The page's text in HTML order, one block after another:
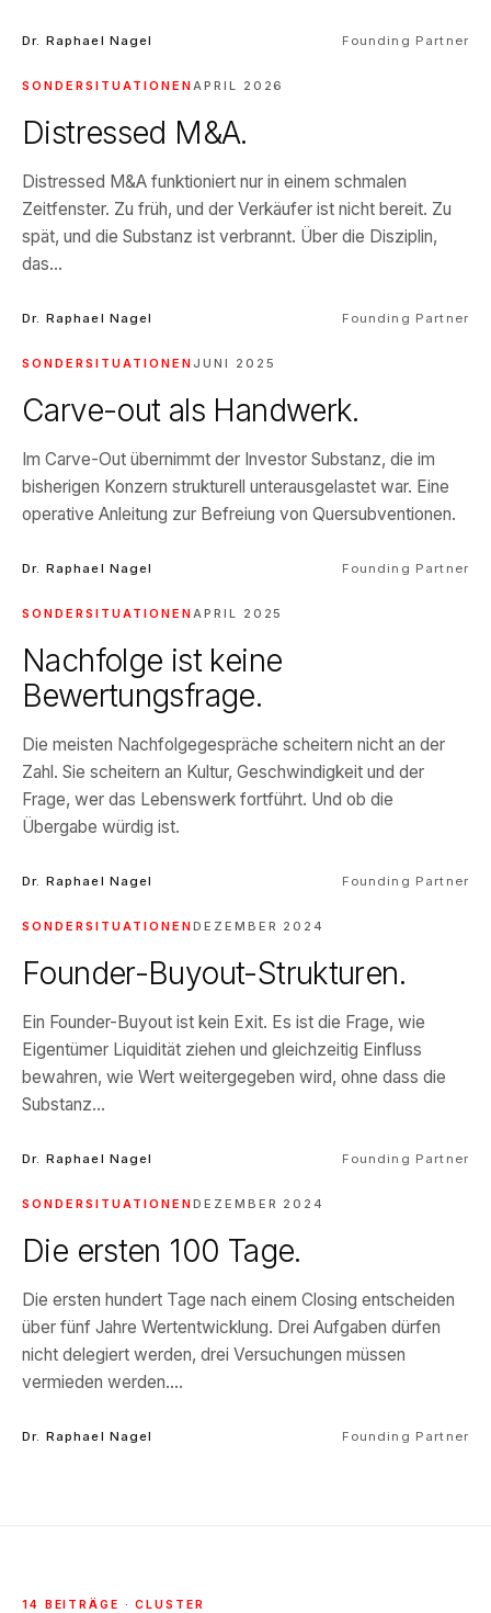
Dr. Raphael Nagel Founding Partner
SONDERSITUATIONENAPRIL 2026
Distressed M&A.
Distressed M&A funktioniert nur in einem schmalen
Zeitfenster. Zu früh, und der Verkäufer ist nicht bereit. Zu
spät, und die Substanz ist verbrannt. Über die Disziplin,
das...
Dr. Raphael Nagel Founding Partner
SONDERSITUATIONEN JUNI 2025
Carve-out als Handwerk.
Im Carve-Out übernimmt der Investor Substanz, die im
bisherigen Konzern strukturell unterausgelastet war. Eine
operative Anleitung zur Befreiung von Quersubventionen.
Dr. Raphael Nagel Founding Partner
SONDERSITUATIONENAPRIL 2025
Nachfolge ist keine
Bewertungsfrage.
Die meisten Nachfolgegespräche scheitern nicht an der
Zahl. Sie scheitern an Kultur, Geschwindigkeit und der
Frage, wer das Lebenswerk fortführt. Und ob die
Übergabe würdig ist.
Dr. Raphael Nagel Founding Partner
SONDERSITUATIONENDEZEMBER 2024
Founder-Buyout-Strukturen.
Ein Founder-Buyout ist kein Exit. Es ist die Frage, wie
Eigentümer Liquidität ziehen und gleichzeitig Einfluss
bewahren, wie Wert weitergegeben wird, ohne dass die
Substanz...
Dr. Raphael Nagel Founding Partner
SONDERSITUATIONENDEZEMBER 2024
Die ersten 100 Tage.
Die ersten hundert Tage nach einem Closing entscheiden
über fünf Jahre Wertentwicklung. Drei Aufgaben dürfen
nicht delegiert werden, drei Versuchungen müssen
vermieden werden....
Dr. Raphael Nagel Founding Partner
14 BEITRÄGE · CLUSTER